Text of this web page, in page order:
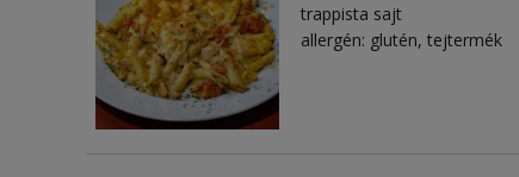
trappista sajt
allergén: glutén, tejtermék